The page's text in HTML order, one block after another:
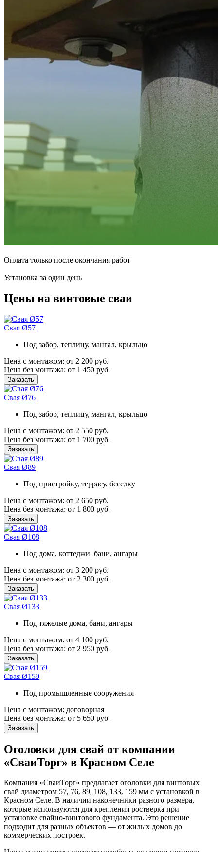
Оплата только после окончания работ
Установка за один день
Цены на винтовые сваи
Свая Ø57
Под забор, теплицу, мангал, крыльцо
Цена с монтажом: от 2 200 руб.
Цена без монтажа: от 1 450 руб.
Заказать
Свая Ø76
Под забор, теплицу, мангал, крыльцо
Цена с монтажом: от 2 550 руб.
Цена без монтажа: от 1 700 руб.
Заказать
Свая Ø89
Под пристройку, террасу, беседку
Цена с монтажом: от 2 650 руб.
Цена без монтажа: от 1 800 руб.
Заказать
Свая Ø108
Под дома, коттеджи, бани, ангары
Цена с монтажом: от 3 200 руб.
Цена без монтажа: от 2 300 руб.
Заказать
Свая Ø133
Под тяжелые дома, бани, ангары
Цена с монтажом: от 4 100 руб.
Цена без монтажа: от 2 950 руб.
Заказать
Свая Ø159
Под промышленные сооружения
Цена с монтажом: договорная
Цена без монтажа: от 5 650 руб.
Заказать
Оголовки для свай от компании
«СваиТорг» в Красном Селе
Компания «СваиТорг» предлагает оголовки для винтовых
свай диаметром 57, 76, 89, 108, 133, 159 мм с установкой в
Красном Селе. В наличии наконечники разного размера,
которые используются для крепления ростверка при
установке свайно-винтового фундамента. Это решение
подходит для разных объектов — от жилых домов до
коммерческих построек.